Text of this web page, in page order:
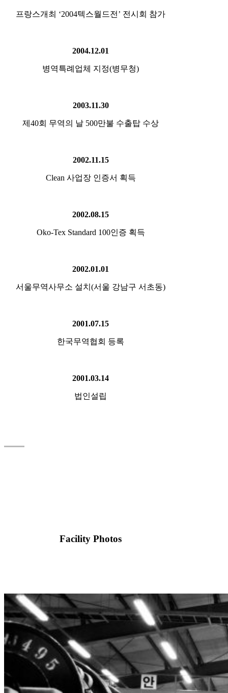
프랑스개최 ‘2004텍스월드전’ 전시회 참가
2004.12.01
병역특례업체 지정(병무청)
2003.11.30
제40회 무역의 날 500만불 수출탑 수상
2002.11.15
Clean 사업장 인증서 획득
2002.08.15
Oko-Tex Standard 100인증 획득
2002.01.01
서울무역사무소 설치(서울 강남구 서초동)
2001.07.15
한국무역협회 등록
2001.03.14
법인설립
Facility Photos